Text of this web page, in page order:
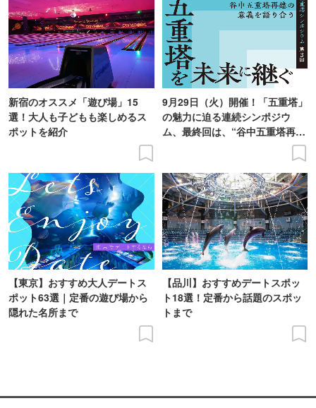
新宿のオススメ「遊び場」15
選！大人も子どもも楽しめるス
ポットを紹介
9月29日（火）開催！「五重塔」
の魅力に迫る連続シンポジウ
ム、最終回は、“谷中五重塔再建
【東京】おすすめ大人デートス
ポット63選｜定番の遊び場から
隠れた名所まで
【品川】おすすめデートスポッ
ト18選！定番から話題のスポッ
トまで